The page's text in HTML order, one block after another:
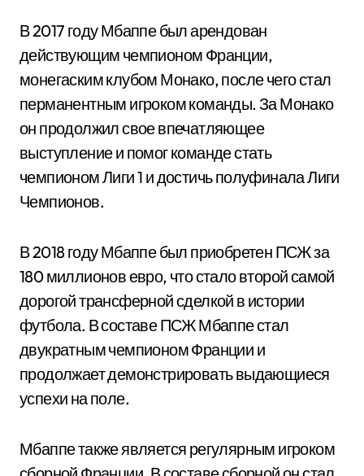
В 2017 году Мбаппе был арендован
действующим чемпионом Франции,
монегаским клубом Монако, после чего стал
перманентным игроком команды. За Монако
он продолжил свое впечатляющее
выступление и помог команде стать
чемпионом Лиги 1 и достичь полуфинала Лиги
Чемпионов.
В 2018 году Мбаппе был приобретен ПСЖ за
180 миллионов евро, что стало второй самой
дорогой трансферной сделкой в истории
футбола. В составе ПСЖ Мбаппе стал
двукратным чемпионом Франции и
продолжает демонстрировать выдающиеся
успехи на поле.
Мбаппе также является регулярным игроком